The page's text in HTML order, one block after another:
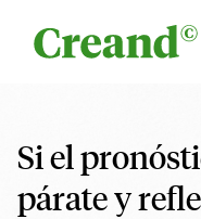
Si el
párate y